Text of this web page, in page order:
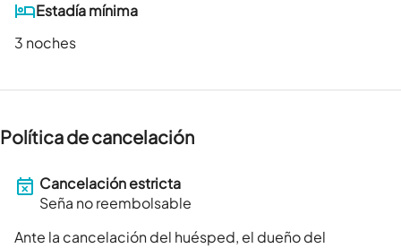
Estadía mínima
3 noches
Política de cancelación
Cancelación estricta
Seña no reembolsable
Ante la cancelación del huésped, el dueño del